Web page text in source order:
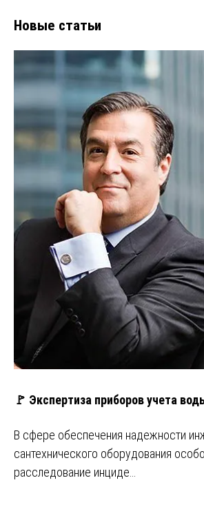
Новые статьи
🚩 Экспертиза приборов учета
В сфере обеспечения надежности
сантехнического оборудования
расследование инциде…